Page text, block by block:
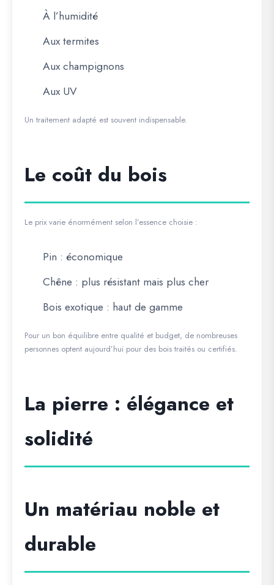
À l’humidité
Aux termites
Aux champignons
Aux UV
Un traitement adapté est souvent indispensable.
Le coût du bois
Le prix varie énormément selon l’essence choisie :
Pin : économique
Chêne : plus résistant mais plus cher
Bois exotique : haut de gamme
Pour un bon équilibre entre qualité et budget, de nombreuses
personnes optent aujourd’hui pour des bois traités ou certifiés.
La pierre : élégance et
solidité
Un matériau noble et
durable